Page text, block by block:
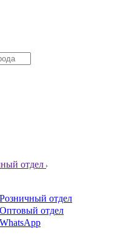
отдел
Розничный отдел
Оптовый отдел
WhatsApp